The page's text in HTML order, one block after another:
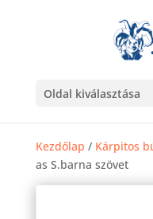
Oldal kiválasztása
Kezdőlap / Kárpitos
as S.barna szövet